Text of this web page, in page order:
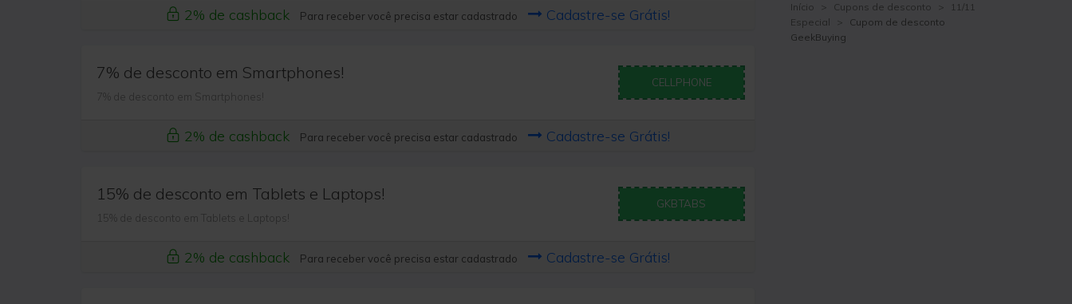
2% de cashback Para receber você precisa estar cadastrado Cadastre-se Grátis!
7% de desconto em Smartphones!
7% de desconto em Smartphones!
CELLPHONE
2% de cashback Para receber você precisa estar cadastrado Cadastre-se Grátis!
15% de desconto em Tablets e Laptops!
15% de desconto em Tablets e Laptops!
GKBTABS
2% de cashback Para receber você precisa estar cadastrado Cadastre-se Grátis!
Início > Cupons de desconto >
11/11
Especial
>
Cupom de desconto
GeekBuying